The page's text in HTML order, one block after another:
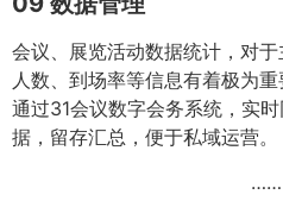
会议、展览活动数据统计，对
人数、到场率等信息有着极为
通过31会议数字会务系统，实
据，留存汇总，便于私域运营。
……